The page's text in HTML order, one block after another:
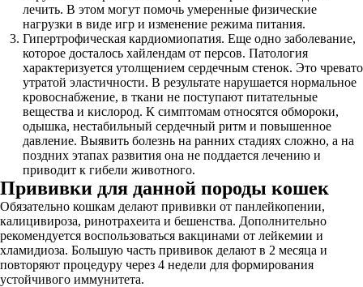
лечить. В этом могут помочь умеренные физические
нагрузки в виде игр и изменение режима питания.
Гипертрофическая кардиомиопатия. Еще одно заболевание,
которое досталось хайлендам от персов. Патология
характеризуется утолщением сердечным стенок. Это чревато
утратой эластичности. В результате нарушается нормальное
кровоснабжение, в ткани не поступают питательные
вещества и кислород. К симптомам относятся обмороки,
одышка, нестабильный сердечный ритм и повышенное
давление. Выявить болезнь на ранних стадиях сложно, а на
поздних этапах развития она не поддается лечению и
приводит к гибели животного.
Прививки для данной породы кошек
Обязательно кошкам делают прививки от панлейкопении,
калицивироза, ринотрахеита и бешенства. Дополнительно
рекомендуется воспользоваться вакцинами от лейкемии и
хламидиоза. Большую часть прививок делают в 2 месяца и
повторяют процедуру через 4 недели для формирования
устойчивого иммунитета.